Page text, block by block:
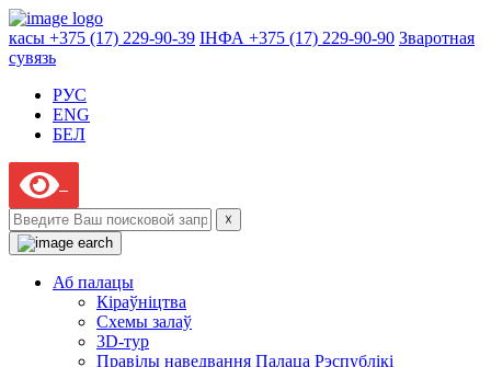
касы +375 (17) 229-90-39 ІНФА +375 (17) 229-90-90 Зваротная
сувязь
РУС
ENG
БЕЛ
☓
Аб палацы
Кіраўніцтва
Схемы залаў
3D-тур
Правілы наведвання Палаца Рэспублікі